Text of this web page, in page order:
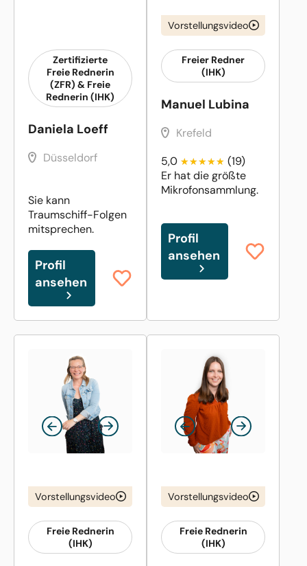
Zertifizierte
Freie Rednerin
(ZFR) & Freie
Rednerin (IHK)
Daniela Loeff
Düsseldorf
Sie kann
Traumschiff-Folgen
mitsprechen.
Profil
ansehen
Vorstellungsvideo
Freier Redner
(IHK)
Manuel Lubina
Krefeld
5,0
(19)
Er hat die größte
Mikrofonsammlung.
Profil
ansehen
Vorstellungsvideo
Freie Rednerin
(IHK)
Vorstellungsvideo
Freie Rednerin
(IHK)